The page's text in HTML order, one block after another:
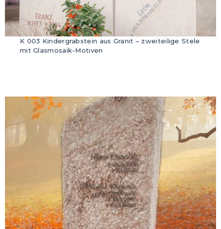
K 003 Kindergrabstein aus Granit – zweiteilige Stele
mit Glasmosaik-Motiven